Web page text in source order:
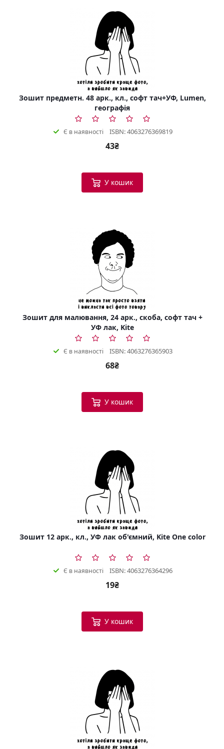
Зошит предметн. 48 арк., кл., софт тач+УФ, Lumen,
географія
Є в наявності ISBN: 4063276369819
43₴
У кошик
Зошит для малювання, 24 арк., скоба, софт тач +
УФ лак, Kite
Є в наявності ISBN: 4063276365903
68₴
У кошик
Зошит 12 арк., кл., УФ лак об'ємний, Kite One color
Є в наявності ISBN: 4063276364296
19₴
У кошик